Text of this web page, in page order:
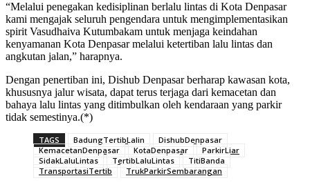
“Melalui penegakan kedisiplinan berlalu lintas di Kota Denpasar
kami mengajak seluruh pengendara untuk mengimplementasikan
spirit Vasudhaiva Kutumbakam untuk menjaga keindahan
kenyamanan Kota Denpasar melalui ketertiban lalu lintas dan
angkutan jalan,” harapnya.
Dengan penertiban ini, Dishub Denpasar berharap kawasan kota,
khususnya jalur wisata, dapat terus terjaga dari kemacetan dan
bahaya lalu lintas yang ditimbulkan oleh kendaraan yang parkir
tidak semestinya.(*)
TAGS BadungTertibLalin
DishubDenpasar
KemacetanDenpasar
KotaDenpasar
ParkirLiar
SidakLaluLintas
TertibLaluLintas
TitiBanda
TransportasiTertib
TrukParkirSembarangan